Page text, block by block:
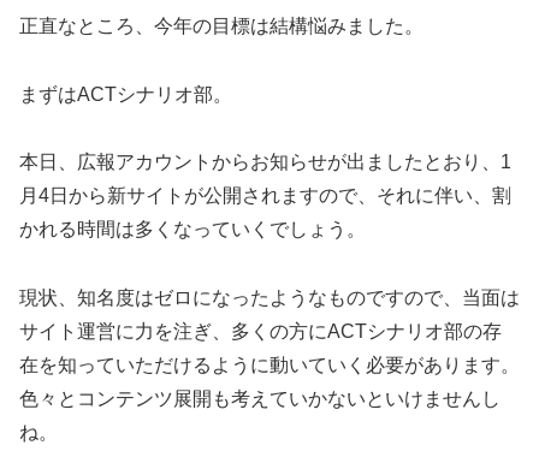
正直なところ、今年の目標は結構悩みました。
まずはACTシナリオ部。
本日、広報アカウントからお知らせが出ましたとおり、1
月4日から新サイトが公開されますので、それに伴い、割
かれる時間は多くなっていくでしょう。
現状、知名度はゼロになったようなものですので、当面は
サイト運営に力を注ぎ、多くの方にACTシナリオ部の存
在を知っていただけるように動いていく必要があります。
色々とコンテンツ展開も考えていかないといけませんし
ね。